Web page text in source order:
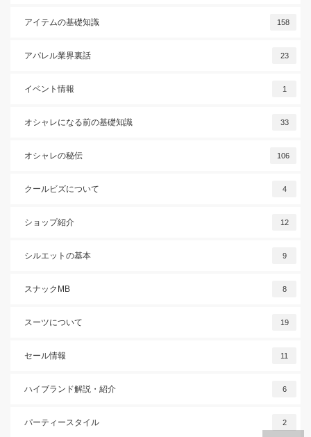
アイテムの基礎知識 158
アパレル業界裏話 23
イベント情報 1
オシャレになる前の基礎知識 33
オシャレの秘伝 106
クールビズについて 4
ショップ紹介 12
シルエットの基本 9
スナックMB 8
スーツについて 19
セール情報 11
ハイブランド解説・紹介 6
パーティースタイル 2